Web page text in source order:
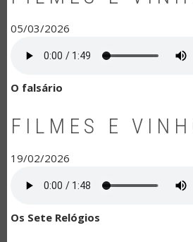
05/03/2026
O falsário
FILMES E
19/02/2026
Os Sete Relógios